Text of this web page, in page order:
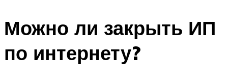
Можно ли закрыть ИП
по интернету?